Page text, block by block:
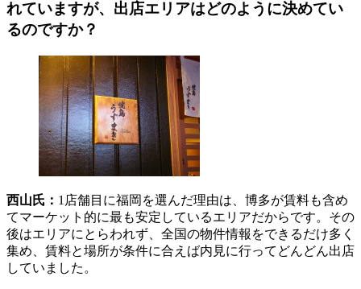
れていますが、出店エリアはどのように決めてい
るのですか？
西山氏： 1店舗目に福岡を選んだ理由は、博多が賃料も含め
てマーケット的に最も安定しているエリアだからです。その
後はエリアにとらわれず、全国の物件情報をできるだけ多く
集め、賃料と場所が条件に合えば内見に行ってどんどん出店
していました。